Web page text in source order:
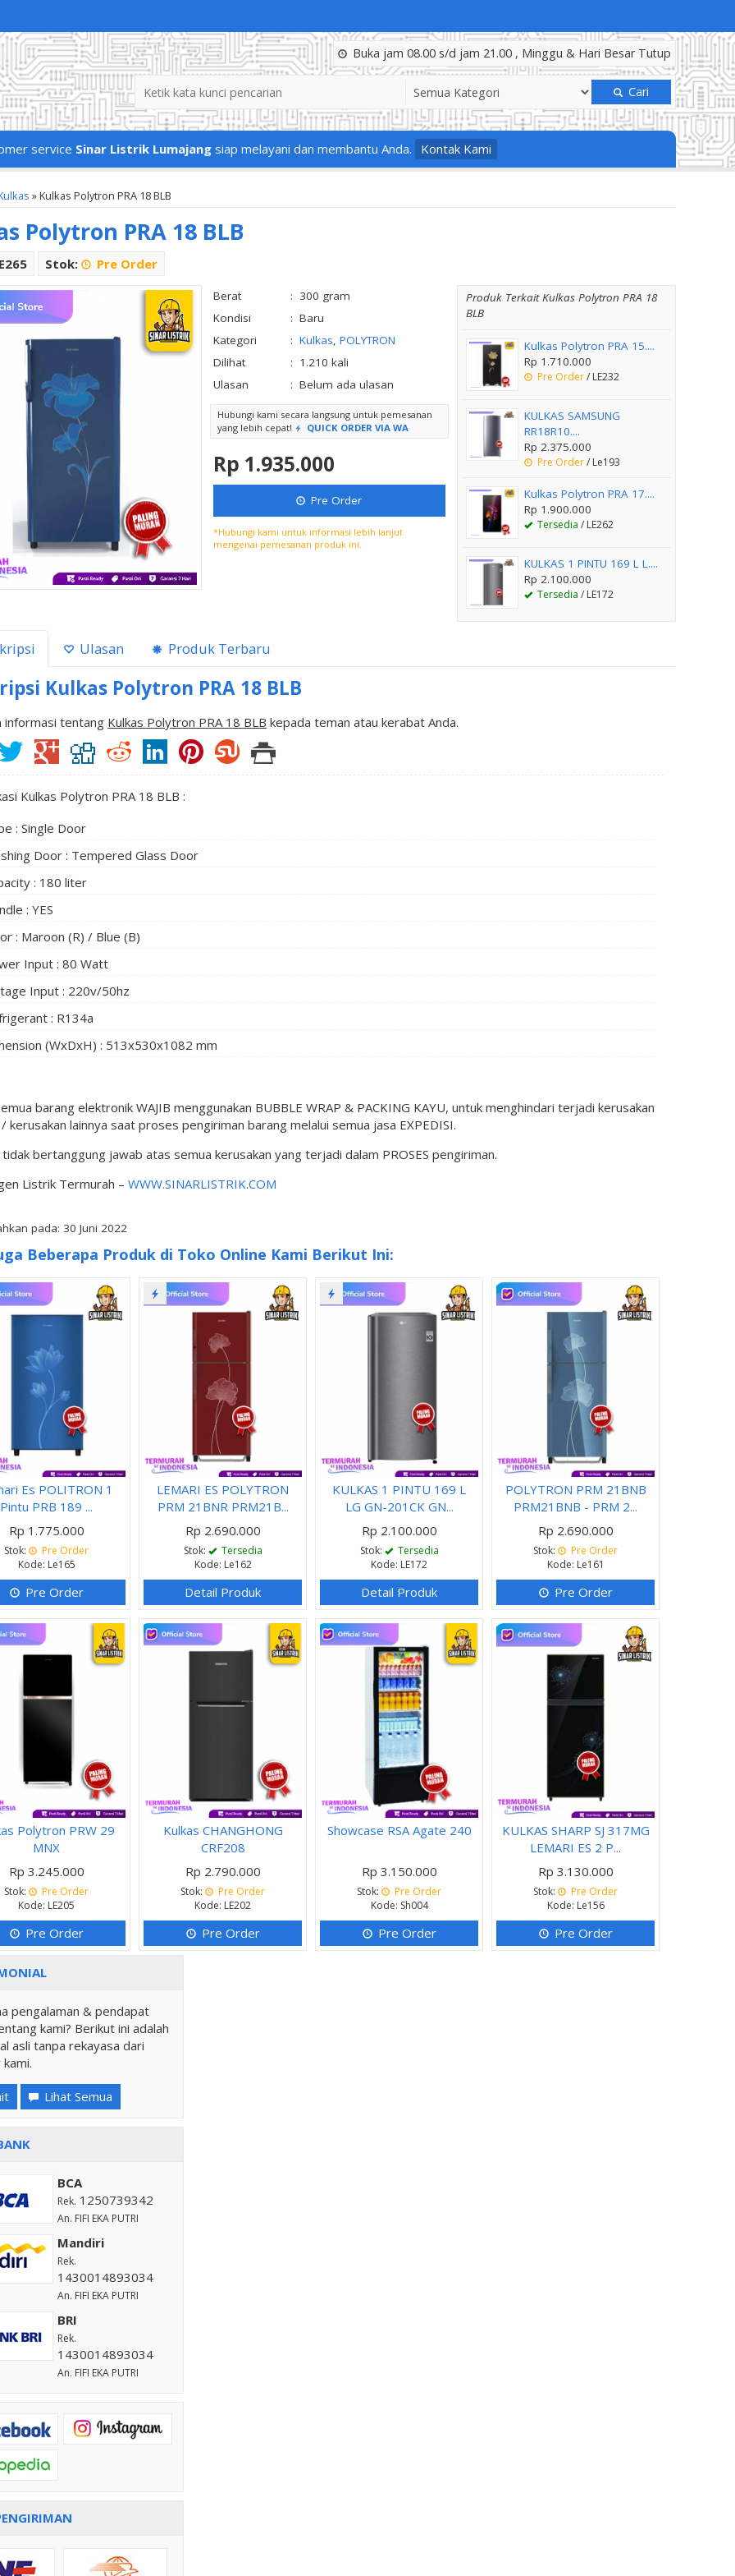
Buka jam 08.00 s/d jam 21.00 , Minggu & Hari Besar Tutup
Cari
service Sinar Listrik Lumajang siap melayani dan membantu Anda. Kontak Kami
»Kulkas Polytron PRA 18 BLB
Polytron PRA 18 BLB
Stok: Pre Order
Berat : 300 gram
Kondisi
: Baru
Kategori
: Kulkas, POLYTRON
Dilihat
: 1.210 kali
Ulasan
: Belum ada ulasan
Hubungi kami secara langsung untuk pemesanan
yang lebih cepat!
QUICK ORDER VIA WA
Rp 1.935.000
Pre Order
*Hubungi kami untuk informasi lebih lanjut
mengenai pemesanan produk ini.
Produk Terkait Kulkas Polytron PRA 18
BLB
Kulkas Polytron PRA 15....
Rp 1.710.000
Pre Order/ LE232
KULKAS SAMSUNG
RR18R10....
Rp 2.375.000
Pre Order/ Le193
Kulkas Polytron PRA 17....
Rp 1.900.000
Tersedia / LE262
KULKAS 1 PINTU 169 L L....
Rp 2.100.000
Tersedia / LE172
Ulasan Produk Terbaru
Kulkas Polytron PRA 18 BLB
informasi tentang Kulkas Polytron PRA 18 BLB kepada teman atau kerabat Anda.
Kulkas Polytron PRA 18 BLB :
: Single Door
Door : Tempered Glass Door
: 180 liter
: YES
: Maroon (R) / Blue (B)
Input : 80 Watt
Input : 220v/50hz
: R134a
(WxDxH) : 513x530x1082 mm
barang elektronik WAJIB menggunakan BUBBLE WRAP & PACKING KAYU, untuk menghindari terjadi kerusakan
/ kerusakan lainnya saat proses pengiriman barang melalui semua jasa EXPEDISI.
tidak bertanggung jawab atas semua kerusakan yang terjadi dalam PROSES pengiriman.
Listrik Termurah – WWW.SINARLISTRIK.COM
pada: 30 Juni 2022
Beberapa Produk di Toko Online Kami Berikut Ini:
Es POLITRON 1
Pintu PRB 189 ...
Rp 1.775.000
Stok:
Pre Order
Kode: Le165
Pre Order
LEMARI ES POLYTRON
PRM 21BNR PRM21B...
Rp 2.690.000
Stok:
Tersedia
Kode: Le162
Detail Produk
KULKAS 1 PINTU 169 L
LG GN-201CK GN...
Rp 2.100.000
Stok:
Tersedia
Kode: LE172
Detail Produk
POLYTRON PRM 21BNB
PRM21BNB - PRM 2...
Rp 2.690.000
Stok:
Pre Order
Kode: Le161
Pre Order
Polytron PRW 29
MNX
Rp 3.245.000
Stok:
Pre Order
Kode: LE205
Pre Order
Kulkas CHANGHONG
CRF208
Rp 2.790.000
Stok:
Pre Order
Kode: LE202
Pre Order
Showcase RSA Agate 240
Rp 3.150.000
Stok:
Pre Order
Kode: Sh004
Pre Order
KULKAS SHARP SJ 317MG
LEMARI ES 2 P...
Rp 3.130.000
Stok:
Pre Order
Kode: Le156
Pre Order
pengalaman & pendapat
kami? Berikut ini adalah
asli tanpa rekayasa dari
Lihat Semua
BCA
Rek. 1250739342
An. FIFI EKA PUTRI
Mandiri
Rek.
1430014893034
An. FIFI EKA PUTRI
BRI
Rek.
1430014893034
An. FIFI EKA PUTRI